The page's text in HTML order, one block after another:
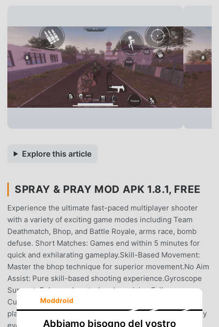
Explore this article
SPRAY & PRAY MOD APK 1.8.1, FREE
Experience the ultimate fast-paced multiplayer shooter
with a variety of exciting game modes including Team
Deathmatch, Bhop, and Battle Royale, arms race, bomb
defuse. Short Matches: Games end within 5 minutes for
quick and exhilarating gameplay.Skill-Based Movement:
Master the bhop technique for superior movement.No Aim
Assist: Pure skill-based shooting experience.Gyroscope
Support: Enhanced control and precision.Fully
Customizable Controls: Tailor your controls to your
playstyle.Highly Optimized Network Usage: Play smoothly
even with a stable but not necessarily fast
Moddroid
Abbiamo bisogno del vostro